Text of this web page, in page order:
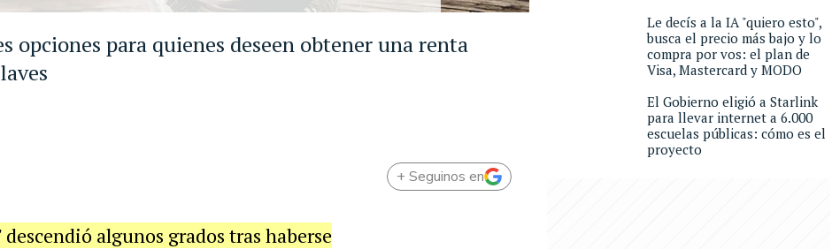
opciones para quienes deseen obtener una renta
+ Seguinos en
algunos grados tras haberse
Le decís a la IA "quiero esto",
busca el precio más bajo y lo
compra por vos: el plan de
Visa, Mastercard y MODO
El Gobierno eligió a Starlink
para llevar internet a 6.000
escuelas públicas: cómo es el
proyecto